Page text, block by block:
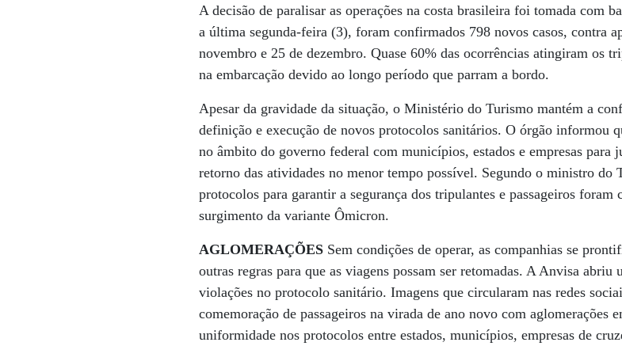
A decisão de paralisar as operações na costa brasileira foi tomada com
a última segunda-feira (3), foram confirmados 798 novos casos, contra
novembro e 25 de dezembro. Quase 60% das ocorrências atingiram os
na embarcação devido ao longo período que parram a bordo.
Apesar da gravidade da situação, o Ministério do Turismo mantém a
definição e execução de novos protocolos sanitários. O órgão informou
no âmbito do governo federal com municípios, estados e empresas para
retorno das atividades no menor tempo possível. Segundo o ministro do
protocolos para garantir a segurança dos tripulantes e passageiros foram
surgimento da variante Ômicron.
AGLOMERAÇÕES Sem condições de operar, as companhias se
outras regras para que as viagens possam ser retomadas. A Anvisa
violações no protocolo sanitário. Imagens que circularam nas redes
comemoração de passageiros na virada de ano novo com aglomerações
uniformidade nos protocolos entre estados, municípios, empresas de